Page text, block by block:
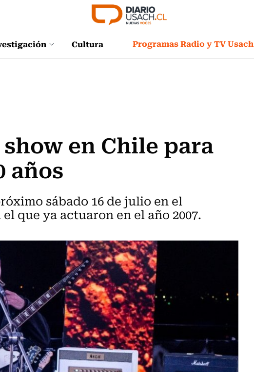
Cultura Programas Radio y TV Usach
en Chile para
años
sábado 16 de julio en el
que ya actuaron en el año 2007.